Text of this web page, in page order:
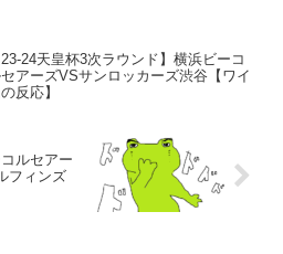
23-24天皇杯3次ラウンド】横浜ビーコ
セアーズVSサンロッカーズ渋谷【ワイ
反応】
ルセアー
フィンズ